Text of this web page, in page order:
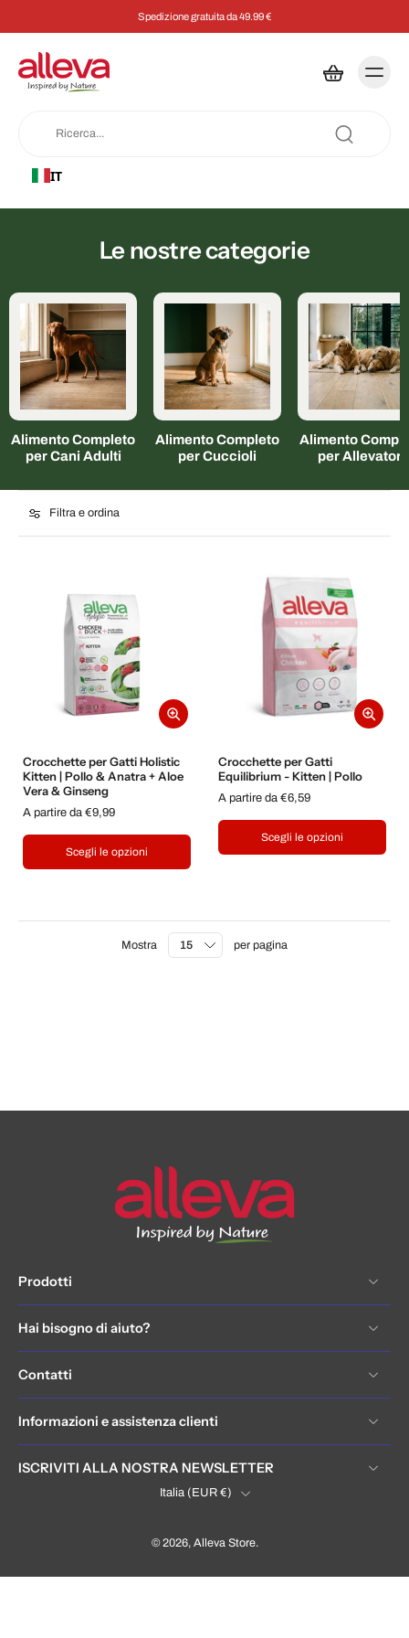
Spedizione gratuita da 49.99 €
IT
Le nostre categorie
Alimento Completo
per Cani Adulti
Alimento Completo
per Cuccioli
Alimento
per Allevatori
Filtra e ordina
Crocchette per Gatti Holistic
Kitten | Pollo & Anatra + Aloe
Vera & Ginseng
A partire da €9,99
Scegli le opzioni
Crocchette per Gatti
Equilibrium - Kitten | Pollo
A partire da €6,59
Scegli le opzioni
Mostra per pagina
Prodotti
Hai bisogno di aiuto?
Contatti
Informazioni e assistenza clienti
ISCRIVITI ALLA NOSTRA NEWSLETTER
Italia ‎(EUR €)‎
© 2026, Alleva Store.